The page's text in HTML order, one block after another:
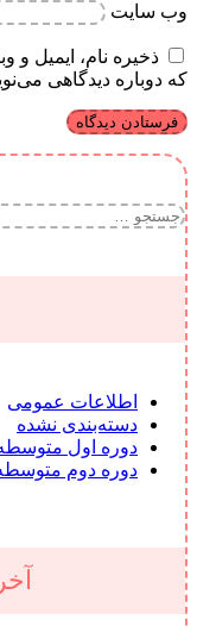
وب‌ سایت
ذخیره نام، ایمیل
که دوباره دیدگاهی
جستجو
برای:
اطلاعات عمومی
دسته‌بندی نشده
دوره اول
دوره دوم